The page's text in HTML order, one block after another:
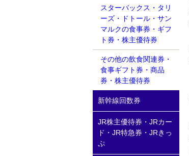
スターバックス・タリ
ーズ・ドトール・サン
マルクの食事券・ギフ
ト券・株主優待券
その他の飲食関連券・
食事ギフト券・商品
券・株主優待券
新幹線回数券
JR株主優待券・JRカー
ド・JR特急券・JRきっ
ぷ